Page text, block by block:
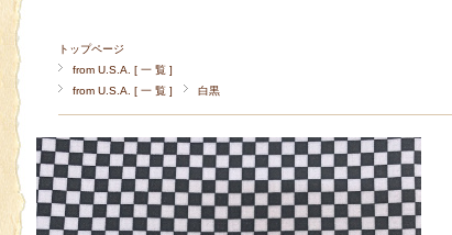
トップページ
from U.S.A. [ 一 覧 ]
from U.S.A. [ 一 覧 ]
白黒